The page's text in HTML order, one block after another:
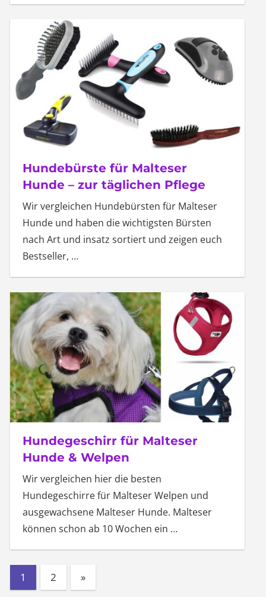
Hundebürste für Malteser
Hunde – zur täglichen Pflege
Wir vergleichen Hundebürsten für Malteser
Hunde und haben die wichtigsten Bürsten
nach Art und insatz sortiert und zeigen euch
Hundegeschirr für Malteser
Hunde & Welpen
Wir vergleichen hier die besten
Hundegeschirre für Malteser Welpen und
ausgewachsene Malteser Hunde. Malteser
Seitennummerierung
Beiträge
1 2
Nächste
Beiträge
»
Ein Malteser Welpe zieht ein?